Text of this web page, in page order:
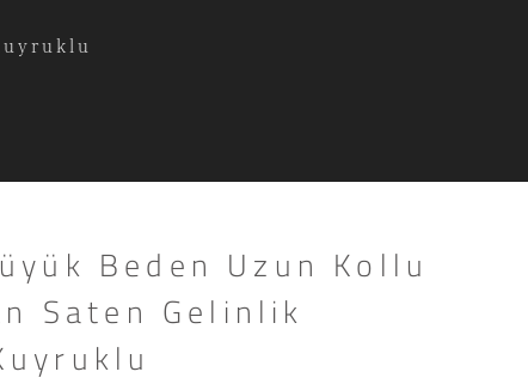
Beden Uzun Kollu
Saten Gelinlik